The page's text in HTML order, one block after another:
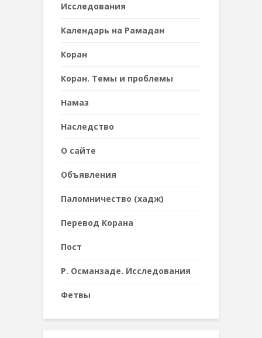
Исследования
Календарь на Рамадан
Коран
Коран. Темы и проблемы
Намаз
Наследствo
О сайте
Объявления
Паломничество (хадж)
Перевод Корана
Пост
Р. Османзаде. Исследования
Фетвы